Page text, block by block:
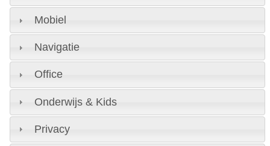
Mobiel
Navigatie
Office
Onderwijs & Kids
Privacy